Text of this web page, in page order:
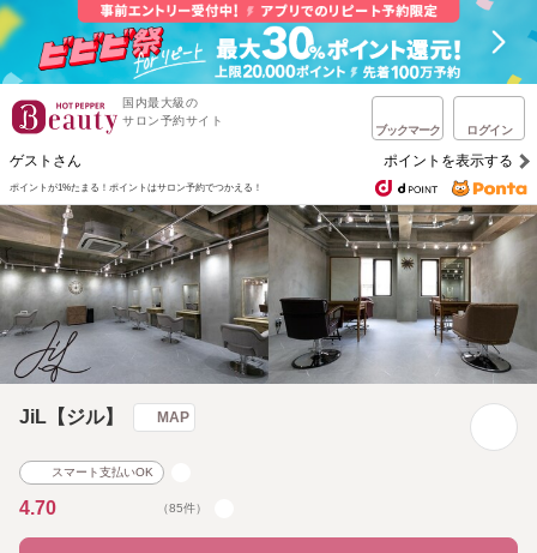
国内最大級の
サロン予約サイト
ブックマーク ログイン
ゲストさん ポイントを表示する
ポイントが1%たまる！ ポイントはサロン予約でつかえる！
JiL【ジル】 MAP
スマート支払いOK
4.70 （85件）